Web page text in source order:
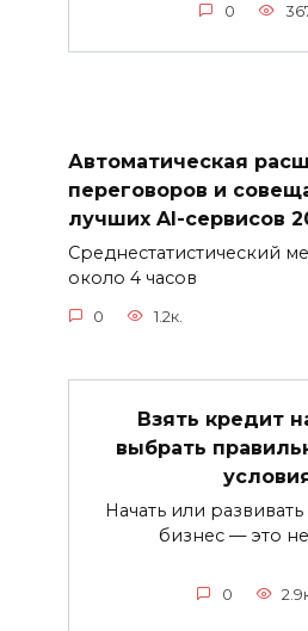
0
Автоматическая
переговоров и
лучших AI-сервисов
Среднестатистический
около 4 часов
0 1.2к.
Взять кредит
выбрать
Начать или
бизнес — это
0